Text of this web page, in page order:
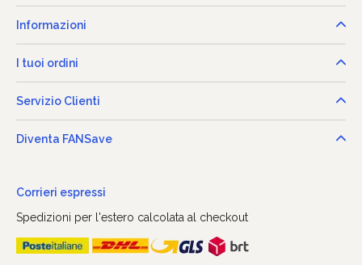
Informazioni
I tuoi ordini
Servizio Clienti
Diventa FANSave
Corrieri espressi
Spedizioni per l'estero calcolata al checkout